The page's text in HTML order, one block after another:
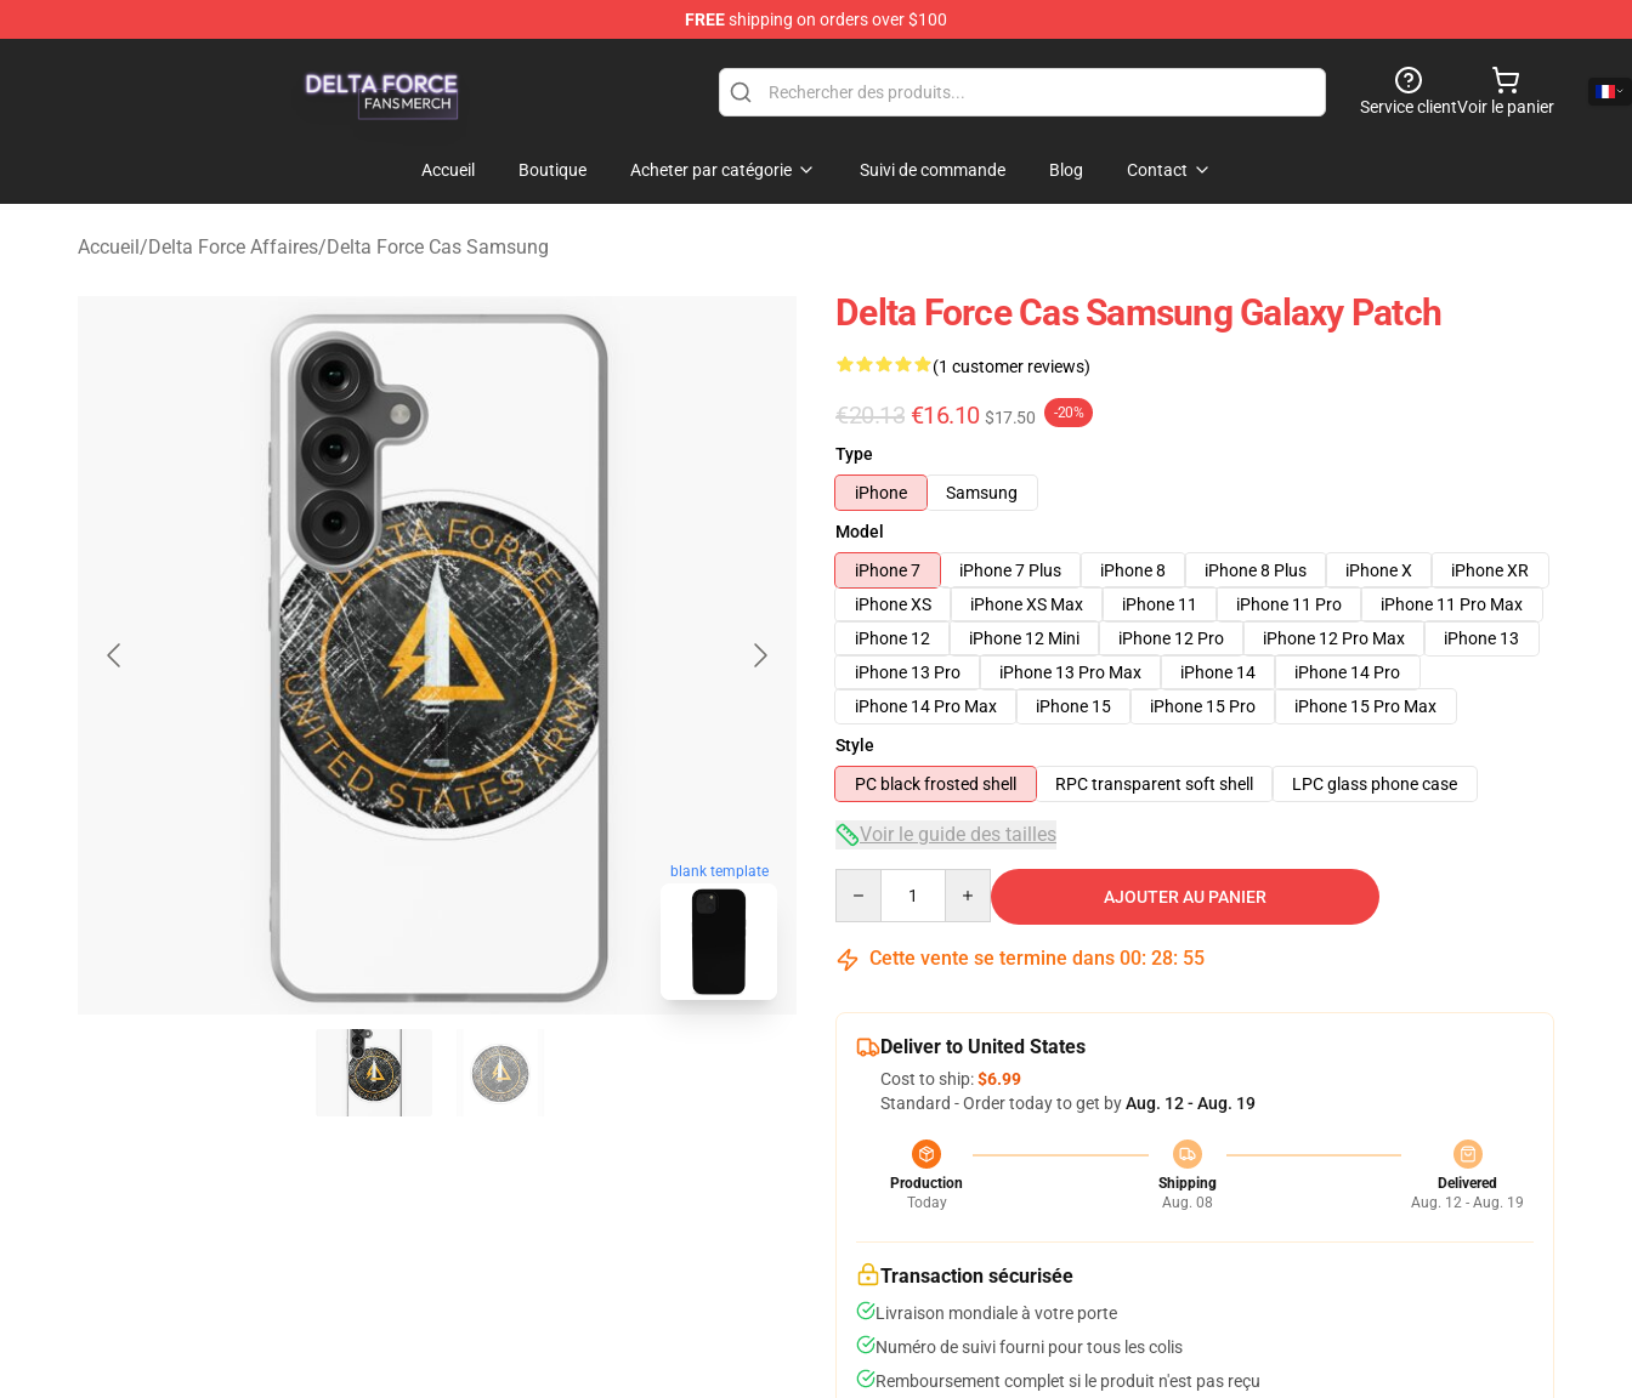
FREEshipping on orders over $100
Service clientVoir le panier
Accueil Boutique Acheter par catégorie Suivi de commande Blog Contact
Accueil/Delta Force Affaires/Delta Force Cas Samsung
blank template
Delta Force Cas Samsung Galaxy Patch
(1 customer reviews)
€20.13 €16.10 $17.50 -20%
Type
iPhone
Samsung
Model
iPhone 7
iPhone 7 Plus iPhone 8 iPhone 8 Plus iPhone X
iPhone XR
iPhone XS
iPhone XS Max iPhone 11 iPhone 11 Pro
iPhone 11 Pro Max
iPhone 12
iPhone 12 Mini iPhone 12 Pro iPhone 12 Pro Max
iPhone 13
iPhone 13 Pro
iPhone 13 Pro Max iPhone 14
iPhone 14 Pro
iPhone 14 Pro Max
iPhone 15 iPhone 15 Pro
iPhone 15 Pro Max
Style
PC black frosted shell
RPC transparent soft shell LPC glass phone case
Voir le guide des tailles
AJOUTER AU PANIER
Cette vente se termine dans 00: 28: 54
Deliver to United States
Cost to ship:$6.99
Standard - Order today to get byAug. 12 - Aug. 19
Production
Today
Shipping
Aug. 08
Delivered
Aug. 12 - Aug. 19
Transaction sécurisée
Livraison mondiale à votre porte
Numéro de suivi fourni pour tous les colis
Remboursement complet si le produit n'est pas reçu